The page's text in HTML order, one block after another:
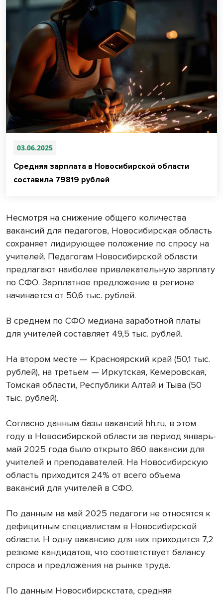
03.06.2025
Средняя зарплата в Новосибирской области
составила 79819 рублей
Несмотря на снижение общего количества
вакансий для педагогов, Новосибирская область
сохраняет лидирующее положение по спросу на
учителей. Педагогам Новосибирской области
предлагают наиболее привлекательную зарплату
по СФО. Зарплатное предложение в регионе
начинается от 50,6 тыс. рублей.
В среднем по СФО медиана заработной платы
для учителей составляет 49,5 тыс. рублей.
На втором месте — Красноярский край (50,1 тыс.
рублей), на третьем — Иркутская, Кемеровская,
Томская области, Республики Алтай и Тыва (50
тыс. рублей).
Согласно данным базы вакансий hh.ru, в этом
году в Новосибирской области за период январь-
май 2025 года было открыто 860 вакансии для
учителей и преподавателей. На Новосибирскую
область приходится 24% от всего объема
вакансий для учителей в СФО.
По данным на май 2025 педагоги не относятся к
дефицитным специалистам в Новосибирской
области. Н одну вакансию для них приходится 7,2
резюме кандидатов, что соответствует балансу
спроса и предложения на рынке труда.
По данным Новосибирскстата, средняя